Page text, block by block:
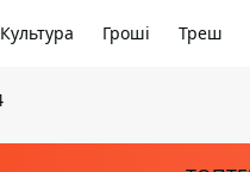
Культура Гроші Треш